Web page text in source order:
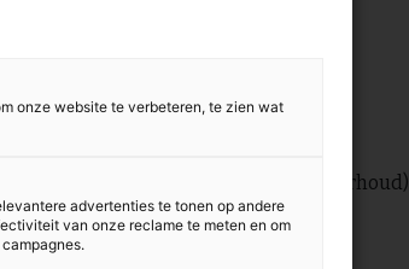
K.R. Poststraat 101
(Klantenservice onderhoud)
E:service@fijnwonen.nl
onze website te verbeteren, te zien wat
advertenties te tonen op andere
van onze reclame te meten en om